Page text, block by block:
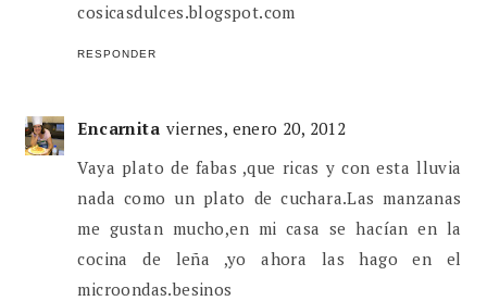
cosicasdulces.blogspot.com
RESPONDER
Encarnita viernes, enero 20, 2012
Vaya plato de fabas ,que ricas y con esta lluvia
nada como un plato de cuchara.Las manzanas
me gustan mucho,en mi casa se hacían en la
cocina de leña ,yo ahora las hago en el
microondas.besinos